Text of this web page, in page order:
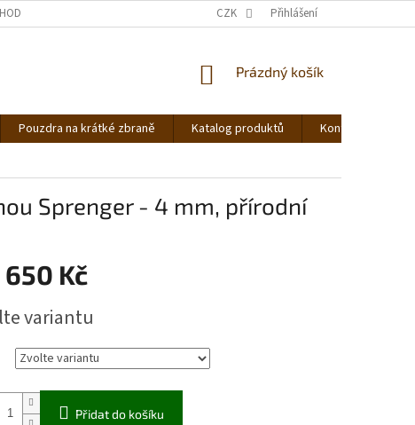
HODNOCENÍ OBCHODU OBCHODNÍ PODMÍNKY PODMÍNKY OCHRANY
CZK Přihlášení
NÁKUPNÍ
Prázdný košík
Pouzdra na krátké zbraně Katalog produktů Kontakt
Sprenger - 4 mm, přírodní
650 Kč
variantu
Přidat do košíku